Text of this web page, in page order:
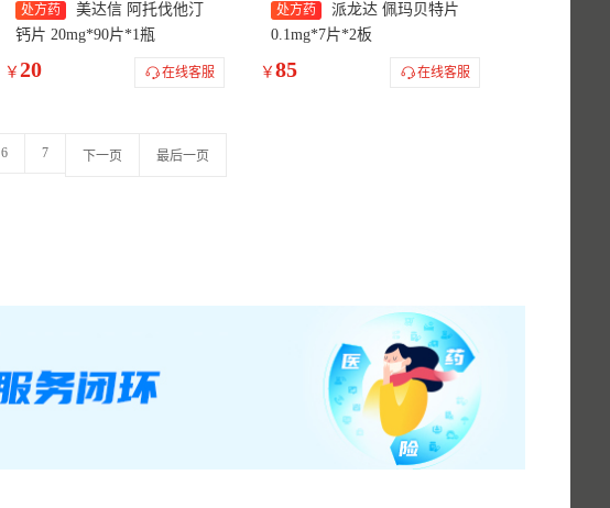
处方药
美达信 阿托伐他汀
钙片 20mg*90片*1瓶
￥ 20 在线客服
处方药
派龙达 佩玛贝特片
0.1mg*7片*2板
￥ 85 在线客服
6 7 下一页 最后一页